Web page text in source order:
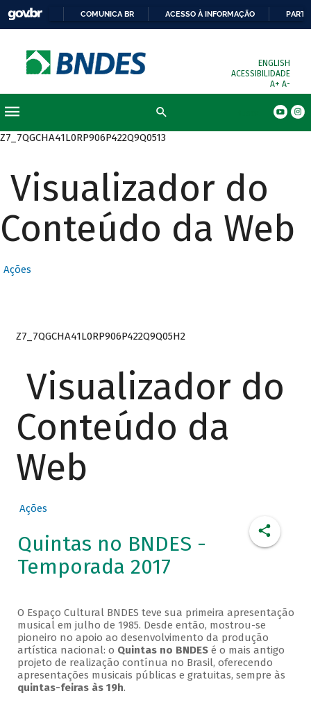
COMUNICA BR ACESSO À INFORMAÇÃO
ENGLISH
ACESSIBILIDADE
A+ A-
Z7_7QGCHA41L0RP906P422Q9Q0513
Visualizador do
Conteúdo da Web
Ações
Z7_7QGCHA41L0RP906P422Q9Q05H2
Visualizador do
Conteúdo da
Web
Ações
Quintas no BNDES -
Temporada 2017
O Espaço Cultural BNDES teve sua primeira apresentação
musical em julho de 1985. Desde então, mostrou-se
pioneiro no apoio ao desenvolvimento da produção
artística nacional: o Quintas no BNDESé o mais antigo
projeto de realização contínua no Brasil, oferecendo
apresentações musicais públicas e gratuitas, sempre às
quintas-feiras às 19h.